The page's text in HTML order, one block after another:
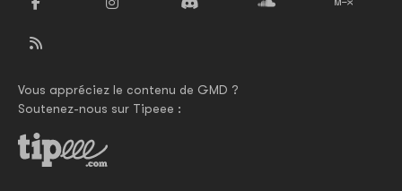
Vous appréciez le contenu de GMD ?
Soutenez-nous sur Tipeee :